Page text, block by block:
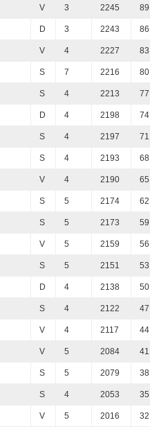
V 3 2245 89
D 3 2243 86
V 4 2227 83
S 7 2216 80
S 4 2213 77
D 4 2198 74
S 4 2197 71
S 4 2193 68
V 4 2190 65
S 5 2174 62
S 5 2173 59
V 5 2159 56
S 5 2151 53
D 4 2138 50
S 4 2122 47
V 4 2117 44
V 5 2084 41
S 5 2079 38
S 4 2053 35
V 5 2016 32